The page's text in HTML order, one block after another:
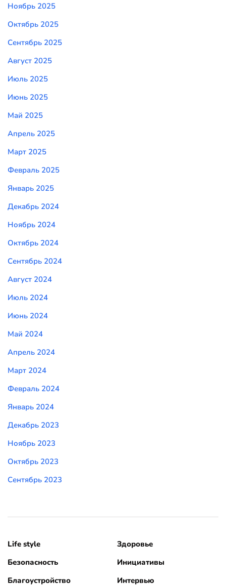
Ноябрь 2025
Октябрь 2025
Сентябрь 2025
Август 2025
Июль 2025
Июнь 2025
Май 2025
Апрель 2025
Март 2025
Февраль 2025
Январь 2025
Декабрь 2024
Ноябрь 2024
Октябрь 2024
Сентябрь 2024
Август 2024
Июль 2024
Июнь 2024
Май 2024
Апрель 2024
Март 2024
Февраль 2024
Январь 2024
Декабрь 2023
Ноябрь 2023
Октябрь 2023
Сентябрь 2023
Life style
Безопасность
Благоустройство
Здоровье
Инициативы
Интервью